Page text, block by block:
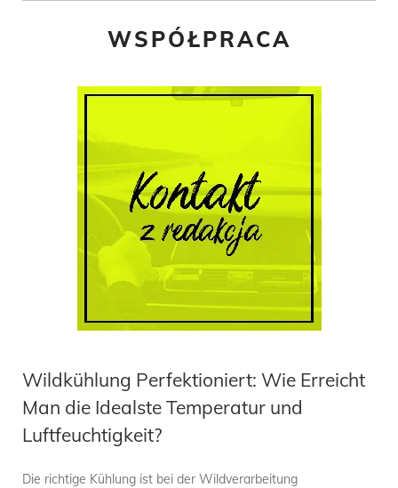
WSPÓŁPRACA
Wildkühlung Perfektioniert: Wie Erreicht
Man die Idealste Temperatur und
Luftfeuchtigkeit?
Die richtige Kühlung ist bei der Wildverarbeitung